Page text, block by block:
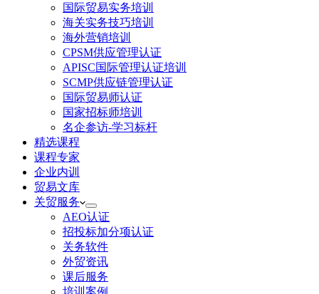
国际贸易实务培训
海关实务技巧培训
海外营销培训
CPSM供应管理认证
APISC国际管理认证培训
SCMP供应链管理认证
国际贸易师认证
国家招标师培训
名企参访-学习标杆
精选课程
课程专家
企业内训
贸易文库
关贸服务
AEO认证
招投标加分项认证
关务软件
外贸资讯
课后服务
培训案例